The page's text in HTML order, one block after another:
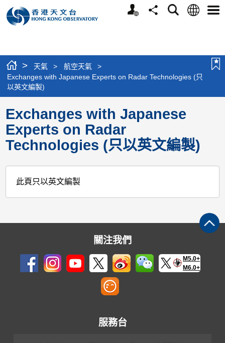
個
分
搜
語
選
> 天氣 > 航空天氣
>
Exchanges with Japanese Experts on Radar Technologies (只
以英文編製)
Exchanges with Japanese
Experts on Radar
Technologies (只以英文編製)
此頁只以英文編製
關注我們
M5.0+
M6.0+
服務台